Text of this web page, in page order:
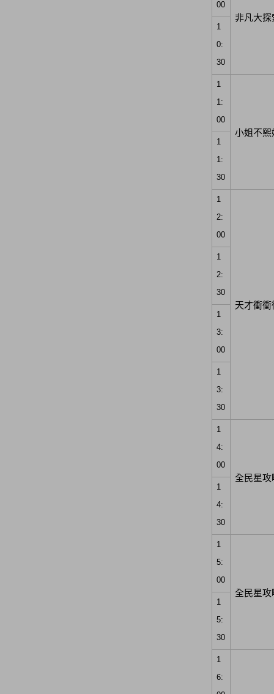
00
非凡大探
1
0:
30
1
1:
00
小姐不熙
1
1:
30
1
2:
00
天才衝衝
1
2:
30
1
3:
00
1
3:
30
1
4:
00
全民星攻
1
4:
30
1
5:
00
全民星攻
1
5:
30
1
6: